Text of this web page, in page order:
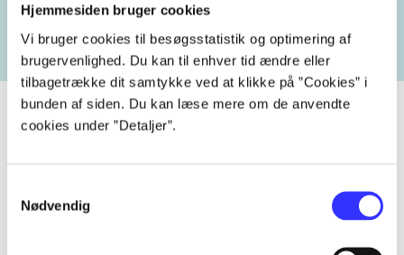
Hjemmesiden bruger cookies
Vi bruger cookies til besøgsstatistik og optimering af
brugervenlighed. Du kan til enhver tid ændre eller
tilbagetrække dit samtykke ved at klikke på ”Cookies” i
bunden af siden. Du kan læse mere om de anvendte
cookies under ”Detaljer”.
Nødvendig
heste børnebøger ridning